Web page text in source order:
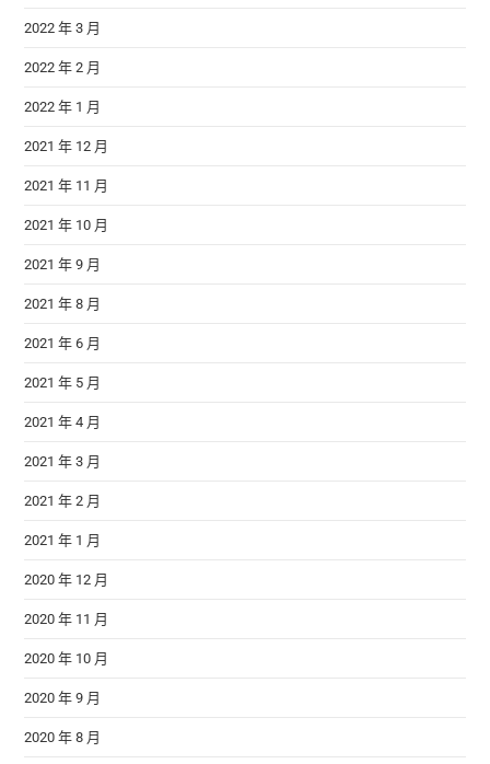
2022 年 3 月
2022 年 2 月
2022 年 1 月
2021 年 12 月
2021 年 11 月
2021 年 10 月
2021 年 9 月
2021 年 8 月
2021 年 6 月
2021 年 5 月
2021 年 4 月
2021 年 3 月
2021 年 2 月
2021 年 1 月
2020 年 12 月
2020 年 11 月
2020 年 10 月
2020 年 9 月
2020 年 8 月